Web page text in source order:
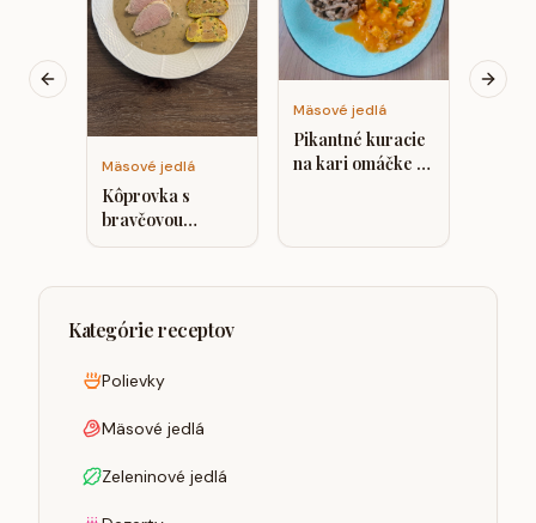
Mäsové jedlá
Kôprovka s
bravčovou
panenkou
Mäsové jedlá
Pikantné kuracie
na kari omáčke s
Previous slide Next
Kategórie receptov
Polievky
Mäsové jedlá
Zeleninové jedlá